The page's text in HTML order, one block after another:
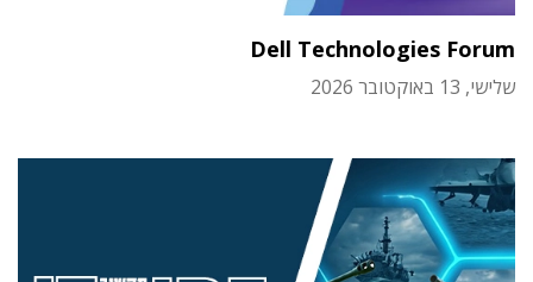
Dell Technologies Forum
שלישי, 13 באוקטובר 2026